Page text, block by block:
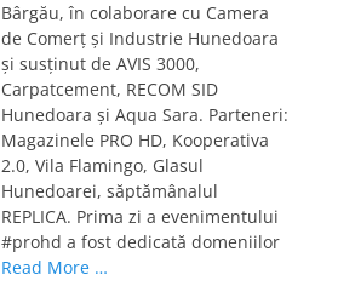
Bârgău, în colaborare cu Camera
de Comerţ şi Industrie Hunedoara
şi susţinut de AVIS 3000,
Carpatcement, RECOM SID
Hunedoara şi Aqua Sara. Parteneri:
Magazinele PRO HD, Kooperativa
2.0, Vila Flamingo, Glasul
Hunedoarei, săptămânalul
REPLICA. Prima zi a evenimentului
#prohd a fost dedicată domeniilor
Read More …